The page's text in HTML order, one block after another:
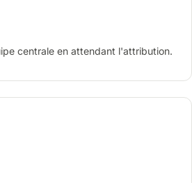
centrale en attendant l'attribution.